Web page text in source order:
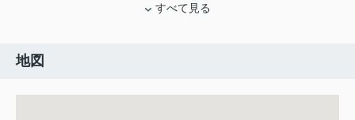
すべて見る
地図